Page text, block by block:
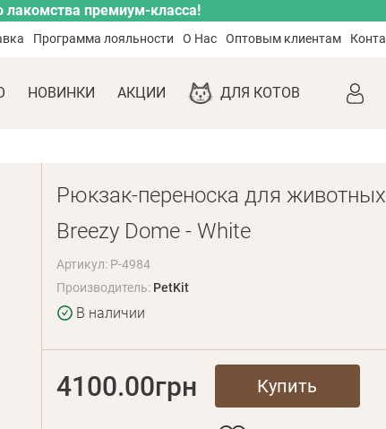
лакомства премиум-класса!
Программа лояльности О Нас Оптовым клиентам
НОВИНКИ АКЦИИ ДЛЯ КОТОВ
Рюкзак-переноска для
Breezy Dome - White
Артикул: P-4984
Производитель: PetKit
В наличии
4100.00грн Купить